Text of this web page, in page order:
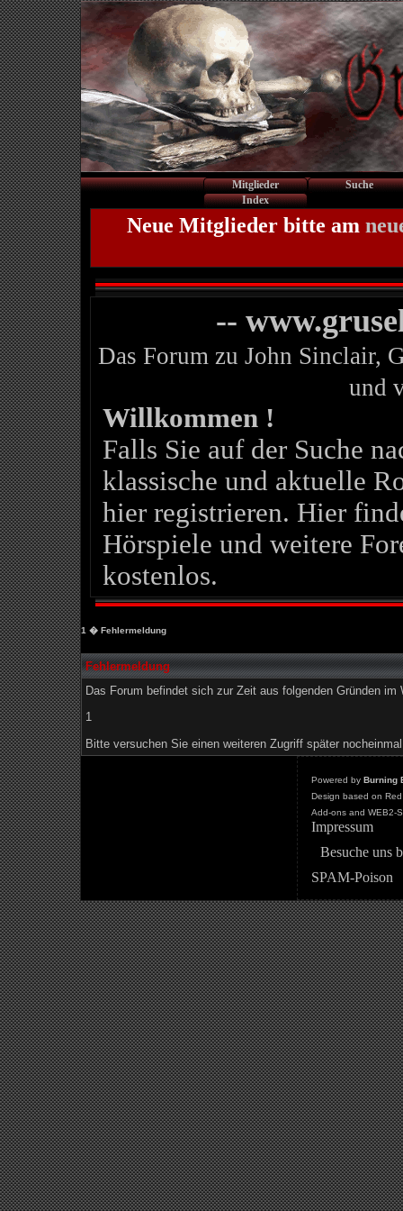
Mitglieder
Suche
Index
Neue Mitglieder bitte am
--
Das Forum zu John Sinclair,
und
Willkommen !
Falls Sie auf der Suche
klassische und aktuelle
hier registrieren. Hier
Hörspiele und weitere
kostenlos.
1 � Fehlermeldung
Fehlermeldung
Das Forum befindet sich zur Zeit aus folgenden Gründen im
1
Bitte versuchen Sie einen weiteren Zugriff später
Powered by Burning
Design based on
Add-ons and WEB2-
Impressum
Besuche uns
SPAM-Poison